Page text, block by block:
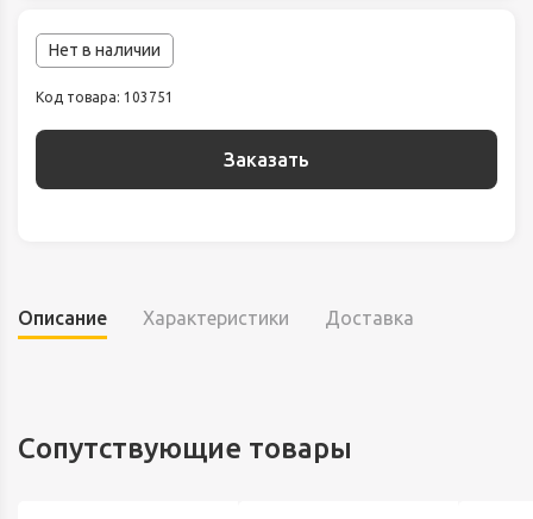
Нет в наличии
Код товара: 103751
Заказать
Описание Характеристики Доставка
Сопутствующие товары